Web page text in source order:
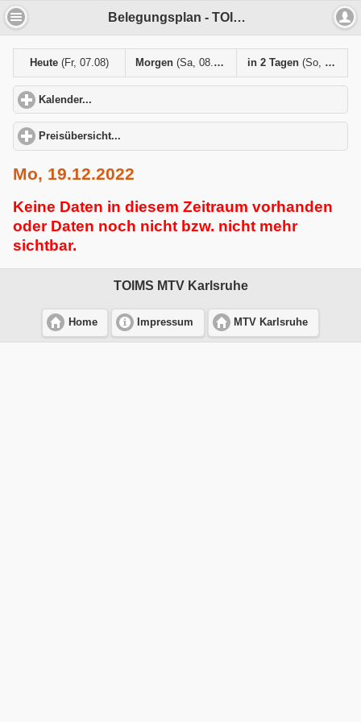
Belegungsplan - TOIMS MTV Karlsruhe
Heute (Fr, 07.08) Morgen(Sa, 08.08) in 2 Tagen (So, 09.08)
Kalender...
Preisübersicht...
Mo, 19.12.2022
Keine Daten in diesem Zeitraum vorhanden
oder Daten noch nicht bzw. nicht mehr
sichtbar.
TOIMS MTV Karlsruhe
Home Impressum MTV Karlsruhe